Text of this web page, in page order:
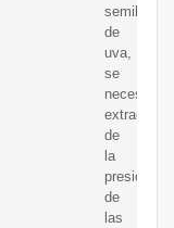
semilla
de
uva,
se
necesita
extraer
de
la
presión
de
las